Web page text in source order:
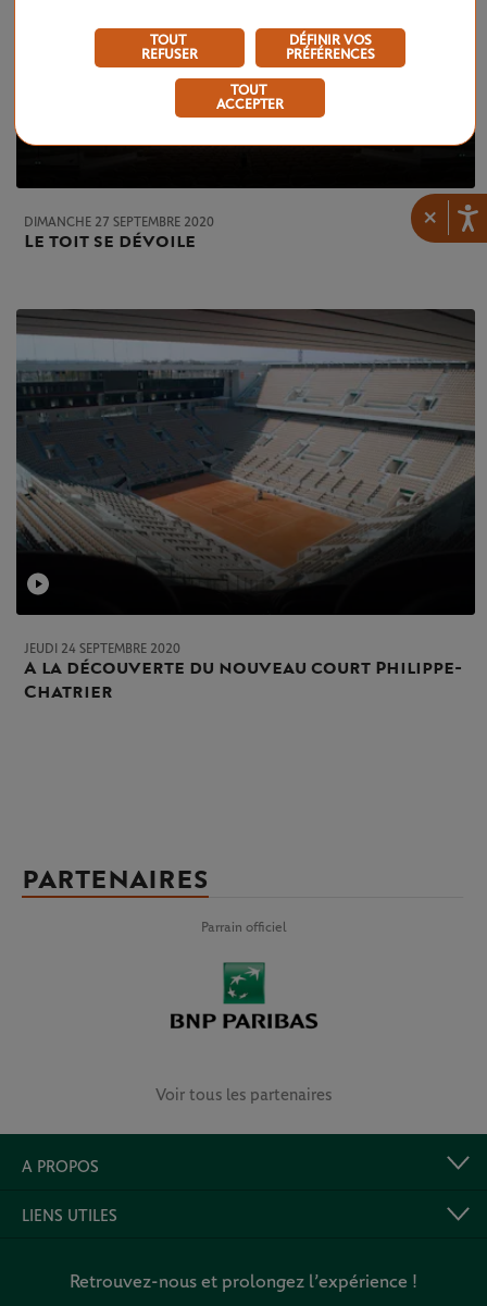
×
DIMANCHE 27 SEPTEMBRE 2020
Le toit se dévoile
JEUDI 24 SEPTEMBRE 2020
A la découverte du nouveau court Philippe-
Chatrier
PARTENAIRES
Parrain officiel
Voir tous les partenaires
A PROPOS
LIENS UTILES
Retrouvez-nous et prolongez l’expérience !
TOUT
REFUSER
DÉFINIR VOS
PRÉFÉRENCES
TOUT
ACCEPTER